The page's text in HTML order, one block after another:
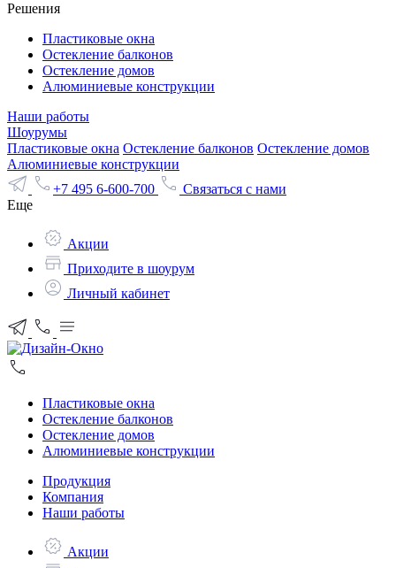
Решения
Пластиковые окна
Остекление балконов
Остекление домов
Алюминиевые конструкции
Наши работы
Шоурумы
Пластиковые окна Остекление балконов Остекление домов
Алюминиевые конструкции
+7 495 6-600-700
Связаться с нами
Еще
Акции
Приходите в шоурум
Личный кабинет
Пластиковые окна
Остекление балконов
Остекление домов
Алюминиевые конструкции
Продукция
Компания
Наши работы
Акции